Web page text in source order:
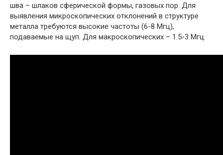
шва – шлаков сферической формы, газовых пор. Для
выявления микроскопических отклонений в структуре
металла требуются высокие частоты (6-8 Мгц),
подаваемые на щуп. Для макроскопических – 1.5-3 Мгц.